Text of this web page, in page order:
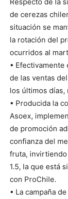
de cerezas
situación se
la rotación del
ocurridos al
•
de las ventas
los últimos días,
• Producida la
Asoex,
de promoción
confianza del
fruta,
1.5, la que está
con ProChile.
• La campaña